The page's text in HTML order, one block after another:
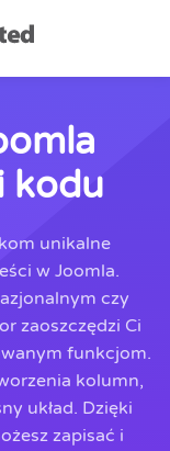
kodu
unikalne
w Joomla.
czy
zaoszczędzi Ci
funkcjom.
kolumn,
układ. Dzięki
zapisać i